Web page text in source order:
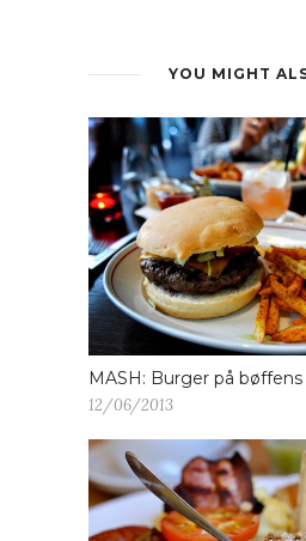
YOU MIGHT
MASH: Burger på
12/06/2013